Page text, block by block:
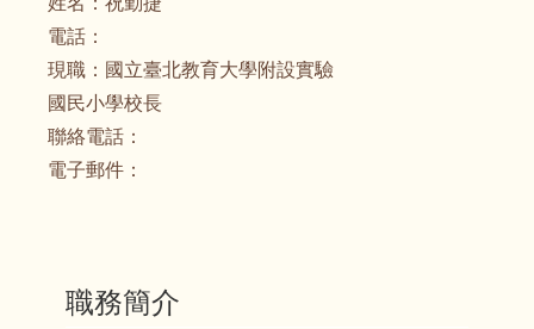
電話：
現職： 國立臺北教育大學附設實驗
國民小學校長
聯絡電話：
電子郵件：
職務簡介